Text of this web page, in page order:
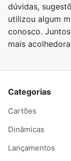
dúvidas,
utilizou algum
conosco.
mais
Categorias
Cartões
Dinâmicas
Lançamentos